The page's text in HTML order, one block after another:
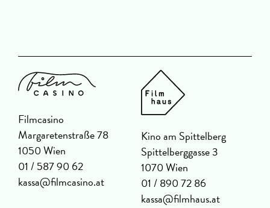
Filmcasino
Margaretenstraße 78
1050 Wien
01 / 587 90 62
kassa@filmcasino.at
Kino am Spittelberg
Spittelberggasse 3
1070 Wien
01 / 890 72 86
kassa@filmhaus.at